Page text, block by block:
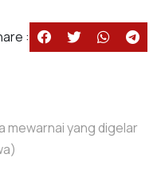
:
mewarnai yang digelar